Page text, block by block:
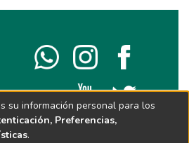
su información personal para los
Preferencias,
.